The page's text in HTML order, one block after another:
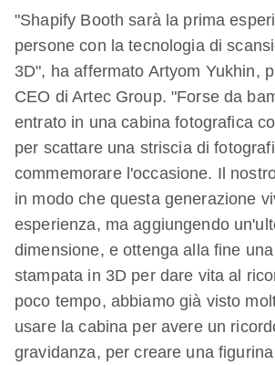
"Shapify Booth sarà la prima
persone con la tecnologia di
3D", ha affermato Artyom Yukhin,
CEO di Artec Group. "Forse da
entrato in una cabina fotografica
per scattare una striscia di
commemorare l'occasione. Il
in modo che questa generazione
esperienza, ma aggiungendo
dimensione, e ottenga alla fine
stampata in 3D per dare vita al
poco tempo, abbiamo già visto
usare la cabina per avere un
gravidanza, per creare una